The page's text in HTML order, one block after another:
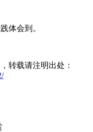
体会到。
转载请注明出处：